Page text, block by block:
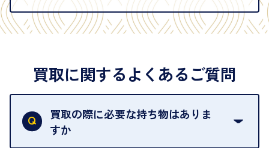
買取に関するよくあるご質問
買取の際に必要な持ち物はありま
すか